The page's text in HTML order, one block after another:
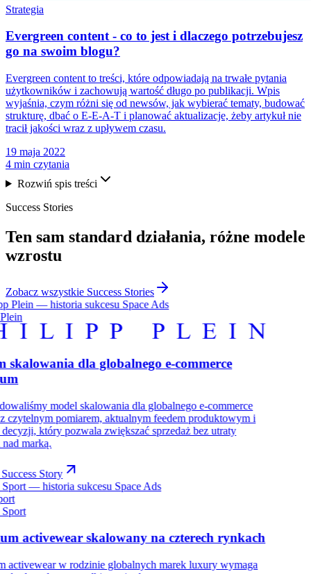
Strategia
Evergreen content - co to jest i dlaczego potrzebujesz
go na swoim blogu?
Evergreen content to treści, które odpowiadają na trwałe pytania
użytkowników i zachowują wartość długo po publikacji. Wpis
wyjaśnia, czym różni się od newsów, jak wybierać tematy, budować
strukturę, dbać o E-E-A-T i planować aktualizacje, żeby artykuł nie
tracił jakości wraz z upływem czasu.
19 maja 2022
4 min czytania
Rozwiń spis treści
Success Stories
Ten sam standard działania, różne modele
wzrostu
Zobacz wszystkie Success Stories
skalowania dla globalnego e-commerce
model skalowania dla globalnego e-commerce
czytelnym pomiarem, aktualnym feedem produktowym i
który pozwala zwiększać sprzedaż bez utraty
marką.
Story
activewear skalowany na czterech rynkach
activewear w rodzinie globalnych marek luxury wymaga